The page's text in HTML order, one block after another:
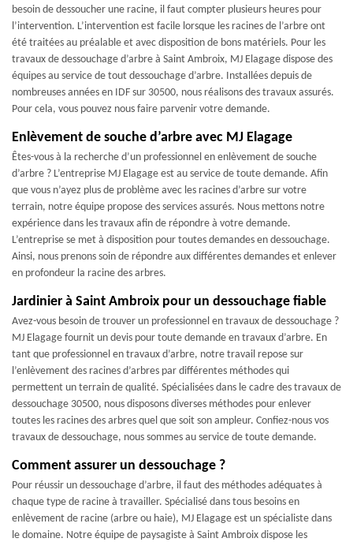
besoin de dessoucher une racine, il faut compter plusieurs heures pour
l’intervention. L’intervention est facile lorsque les racines de l’arbre ont
été traitées au préalable et avec disposition de bons matériels. Pour les
travaux de dessouchage d’arbre à Saint Ambroix, MJ Elagage dispose des
équipes au service de tout dessouchage d’arbre. Installées depuis de
nombreuses années en IDF sur 30500, nous réalisons des travaux assurés.
Pour cela, vous pouvez nous faire parvenir votre demande.
Enlèvement de souche d’arbre avec MJ Elagage
Êtes-vous à la recherche d’un professionnel en enlèvement de souche
d’arbre ? L’entreprise MJ Elagage est au service de toute demande. Afin
que vous n’ayez plus de problème avec les racines d’arbre sur votre
terrain, notre équipe propose des services assurés. Nous mettons notre
expérience dans les travaux afin de répondre à votre demande.
L’entreprise se met à disposition pour toutes demandes en dessouchage.
Ainsi, nous prenons soin de répondre aux différentes demandes et enlever
en profondeur la racine des arbres.
Jardinier à Saint Ambroix pour un dessouchage fiable
Avez-vous besoin de trouver un professionnel en travaux de dessouchage ?
MJ Elagage fournit un devis pour toute demande en travaux d’arbre. En
tant que professionnel en travaux d’arbre, notre travail repose sur
l’enlèvement des racines d’arbres par différentes méthodes qui
permettent un terrain de qualité. Spécialisées dans le cadre des travaux de
dessouchage 30500, nous disposons diverses méthodes pour enlever
toutes les racines des arbres quel que soit son ampleur. Confiez-nous vos
travaux de dessouchage, nous sommes au service de toute demande.
Comment assurer un dessouchage ?
Pour réussir un dessouchage d’arbre, il faut des méthodes adéquates à
chaque type de racine à travailler. Spécialisé dans tous besoins en
enlèvement de racine (arbre ou haie), MJ Elagage est un spécialiste dans
le domaine. Notre équipe de paysagiste à Saint Ambroix dispose les